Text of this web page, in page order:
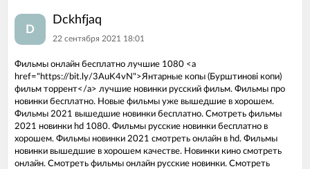
D
Dckhfjaq
22 сентября 2021 18:01
Фильмы онлайн бесплатно лучшие 1080 <a
href="https://bit.ly/3AuK4vN">Янтарные копы (Бурштиновi копи)
фильм торрент</a> лучшие новинки русский фильм. Фильмы про
новинки бесплатно. Новые фильмы уже вышедшие в хорошем.
Фильмы 2021 вышедшие новинки бесплатно. Смотреть фильмы
2021 новинки hd 1080. Фильмы русские новинки бесплатно в
хорошем. Фильмы новинки 2021 смотреть онлайн в hd. Фильмы
новинки вышедшие в хорошем качестве. Новинки кино смотреть
онлайн. Смотреть фильмы онлайн русские новинки. Смотреть